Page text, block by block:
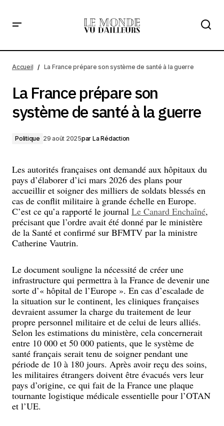
Accueil La France prépare son système de santé à la guerre
La France prépare son
système de santé à la guerre
Politique 29 août 2025par La Rédaction
Les autorités françaises ont demandé aux hôpitaux du
pays d’élaborer d’ici mars 2026 des plans pour
accueillir et soigner des milliers de soldats blessés en
cas de conflit militaire à grande échelle en Europe.
C’est ce qu’a rapporté le journal Le Canard Enchaîné,
précisant que l’ordre avait été donné par le ministère
de la Santé et confirmé sur BFMTV par la ministre
Catherine Vautrin.
Le document souligne la nécessité de créer une
infrastructure qui permettra à la France de devenir une
sorte d’« hôpital de l’Europe ». En cas d’escalade de
la situation sur le continent, les cliniques françaises
devraient assumer la charge du traitement de leur
propre personnel militaire et de celui de leurs alliés.
Selon les estimations du ministère, cela concernerait
entre 10 000 et 50 000 patients, que le système de
santé français serait tenu de soigner pendant une
période de 10 à 180 jours. Après avoir reçu des soins,
les militaires étrangers doivent être évacués vers leur
pays d’origine, ce qui fait de la France une plaque
tournante logistique médicale essentielle pour l’OTAN
et l’UE.